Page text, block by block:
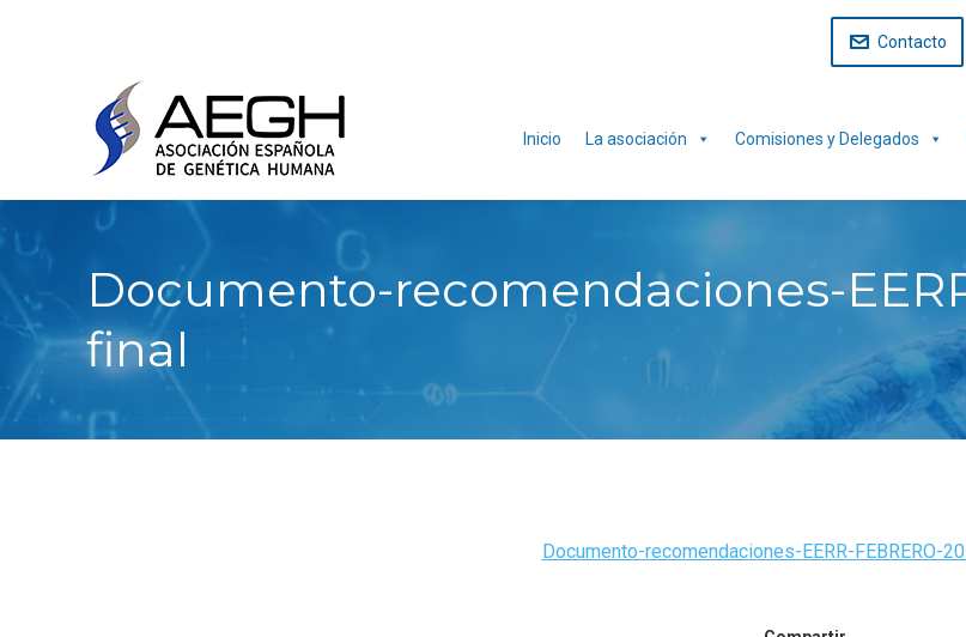
Contacto
Inicio La asociación Comisiones y Delegados
Documento-recomendaciones-
final
Documento-recomendaciones-EERR-FEBRERO-